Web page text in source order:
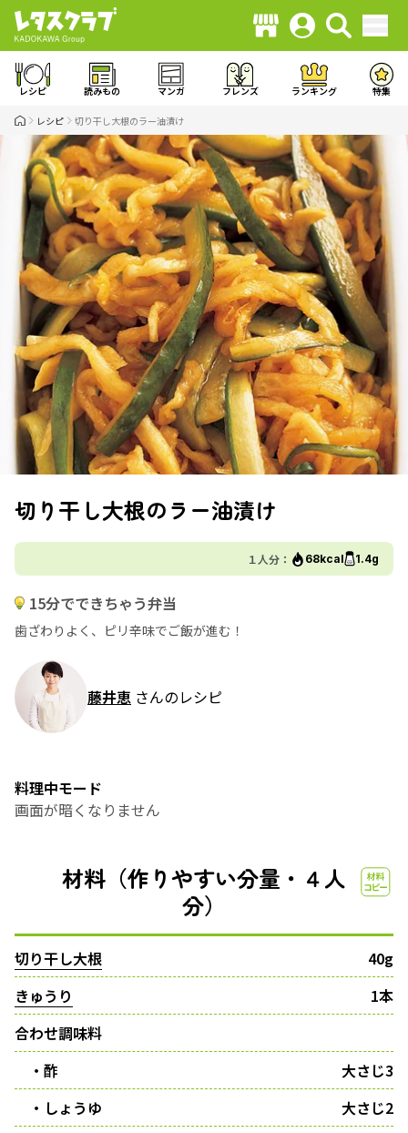
レシピ 読みもの マンガ フレンズ ランキング 特集
レシピ 切り干し大根のラー油漬け
切り干し大根のラー油漬け
１人分： 68kcal 1.4g
15分でできちゃう弁当
歯ざわりよく、ピリ辛味でご飯が進む！
藤井恵 さんのレシピ
料理中モード
画面が暗くなりません
材料（作りやすい分量・４人
分）
切り干し大根
40g
きゅうり
1本
合わせ調味料
・酢
大さじ3
・しょうゆ
大さじ2